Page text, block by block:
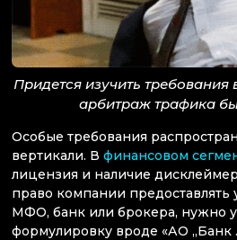
Придется изучить
арбитраж трафика
Особые требования
вертикали. В финансовом
лицензия и наличие
право компании предоставлять
МФО, банк или брокера, нужно
формулировку вроде «АО